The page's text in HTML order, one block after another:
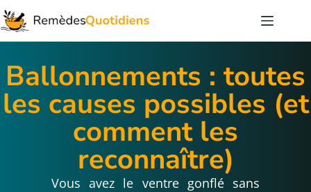
Ballonnements : toutes
les causes possibles (et
comment les
reconnaître)
Vous avez le ventre gonflé sans